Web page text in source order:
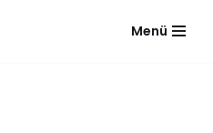
Menü